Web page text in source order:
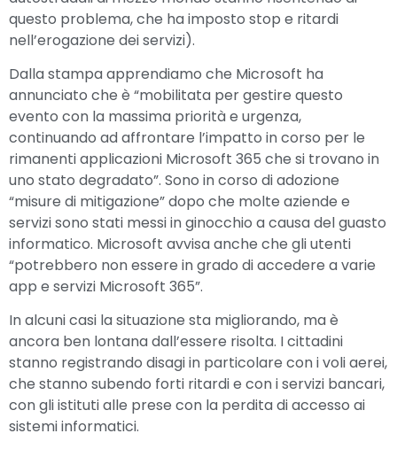
questo problema, che ha imposto stop e ritardi
nell’erogazione dei servizi).
Dalla stampa apprendiamo che Microsoft ha
annunciato che è “mobilitata per gestire questo
evento con la massima priorità e urgenza,
continuando ad affrontare l’impatto in corso per le
rimanenti applicazioni Microsoft 365 che si trovano in
uno stato degradato”. Sono in corso di adozione
“misure di mitigazione” dopo che molte aziende e
servizi sono stati messi in ginocchio a causa del guasto
informatico. Microsoft avvisa anche che gli utenti
“potrebbero non essere in grado di accedere a varie
app e servizi Microsoft 365”.
In alcuni casi la situazione sta migliorando, ma è
ancora ben lontana dall’essere risolta. I cittadini
stanno registrando disagi in particolare con i voli aerei,
che stanno subendo forti ritardi e con i servizi bancari,
con gli istituti alle prese con la perdita di accesso ai
sistemi informatici.